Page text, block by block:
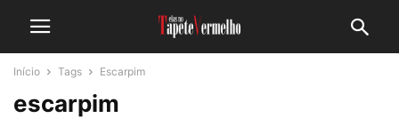
Início Tags Escarpim
escarpim